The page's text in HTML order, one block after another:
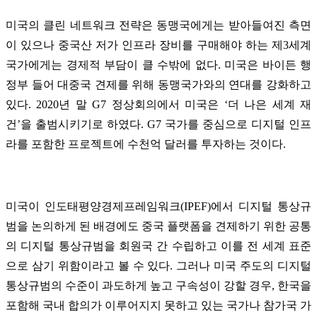
미국의 클린 네트워크 전략은 동맹국에게는 받아들여진 측면
이 있으나 중국산 저가 인프라 장비를 구매해야 하는 제3세계
국가에게는 경제적 부담이 클 수밖에 없다. 미국은 바이든 행
정부 들어 대중국 견제를 위해 동맹국가와의 연대를 강화하고
있다. 2020년 말 G7 정상회의에서 미국은 ‘더 나은 세계 재
건’을 출범시키기로 하였다. G7 국가를 중심으로 디지털 인프
라를 포함한 프로젝트에 수천억 달러를 투자하는 것이다.
미국이 인도태평양경제프레임워크(IPEF)에서 디지털 통상규
범을 논의하게 된 배경에도 중국 플랫폼을 견제하기 위한 공통
의 디지털 통상규범을 회원국 간 수립하고 이를 전 세계 표준
으로 삼기 위함이라고 볼 수 있다. 그러나 미국 주도의 디지털
통상규범의 수준이 과도하게 높고 구속성이 강할 경우, 한국을
포함해 국내 합의가 이루어지지 못하고 있는 국가나 참가국 가